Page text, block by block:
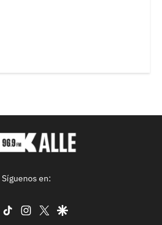
Síguenos en:
facebook
tiktok instagram
twittergoogle